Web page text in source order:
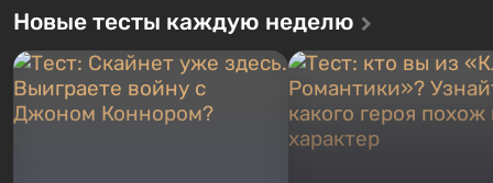
Новые тесты каждую неделю